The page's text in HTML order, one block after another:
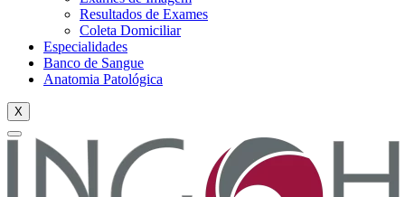
Resultados de Exames
Coleta Domiciliar
Especialidades
Banco de Sangue
Anatomia Patológica
X